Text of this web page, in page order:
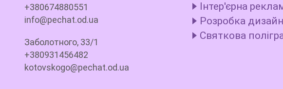
+380674880551
info@pechat.od.ua
Заболотного, 33/1
+380931456482
kotovskogo@pechat.od.ua
Інтер'єрна
Розробка
Святкова